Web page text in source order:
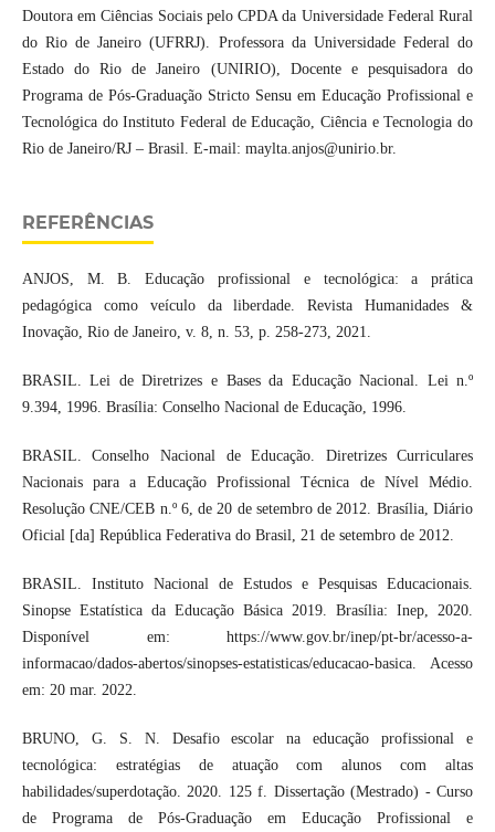
Doutora em Ciências Sociais pelo CPDA da Universidade Federal Rural
do Rio de Janeiro (UFRRJ). Professora da Universidade Federal do
Estado do Rio de Janeiro (UNIRIO), Docente e pesquisadora do
Programa de Pós-Graduação Stricto Sensu em Educação Profissional e
Tecnológica do Instituto Federal de Educação, Ciência e Tecnologia do
Rio de Janeiro/RJ – Brasil. E-mail: maylta.anjos@unirio.br.
REFERÊNCIAS
ANJOS, M. B. Educação profissional e tecnológica: a prática
pedagógica como veículo da liberdade. Revista Humanidades &
Inovação, Rio de Janeiro, v. 8, n. 53, p. 258-273, 2021.
BRASIL. Lei de Diretrizes e Bases da Educação Nacional. Lei n.º
9.394, 1996. Brasília: Conselho Nacional de Educação, 1996.
BRASIL. Conselho Nacional de Educação. Diretrizes Curriculares
Nacionais para a Educação Profissional Técnica de Nível Médio.
Resolução CNE/CEB n.º 6, de 20 de setembro de 2012. Brasília, Diário
Oficial [da] República Federativa do Brasil, 21 de setembro de 2012.
BRASIL. Instituto Nacional de Estudos e Pesquisas Educacionais.
Sinopse Estatística da Educação Básica 2019. Brasília: Inep, 2020.
Disponível em: https://www.gov.br/inep/pt-br/acesso-a-
informacao/dados-abertos/sinopses-estatisticas/educacao-basica. Acesso
em: 20 mar. 2022.
BRUNO, G. S. N. Desafio escolar na educação profissional e
tecnológica: estratégias de atuação com alunos com altas
habilidades/superdotação. 2020. 125 f. Dissertação (Mestrado) - Curso
de Programa de Pós-Graduação em Educação Profissional e